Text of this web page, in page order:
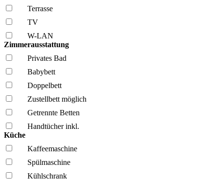
Terrasse
TV
W-LAN
Zimmerausstattung
Privates Bad
Babybett
Doppelbett
Zustellbett möglich
Getrennte Betten
Handtücher inkl.
Küche
Kaffee­maschine
Spül­maschine
Kühl­schrank